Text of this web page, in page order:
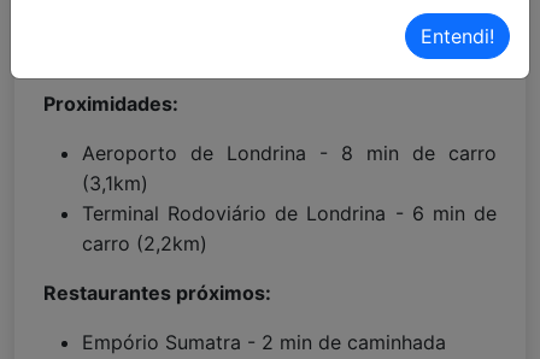
Proximidades:
Aeroporto de Londrina - 8 min de carro
(3,1km)
Terminal Rodoviário de Londrina - 6 min de
carro (2,2km)
Restaurantes próximos:
Empório Sumatra - 2 min de caminhada
Entendi!